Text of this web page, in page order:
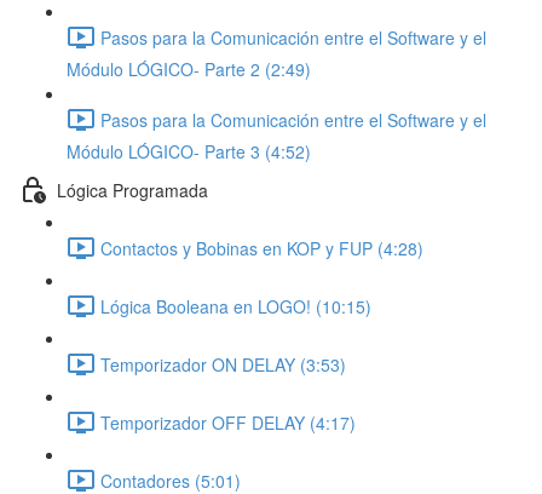
Pasos para la Comunicación entre el Software y el
Módulo LÓGICO- Parte 2 (2:49)
Pasos para la Comunicación entre el Software y el
Módulo LÓGICO- Parte 3 (4:52)
Lógica Programada
Contactos y Bobinas en KOP y FUP (4:28)
Lógica Booleana en LOGO! (10:15)
Temporizador ON DELAY (3:53)
Temporizador OFF DELAY (4:17)
Contadores (5:01)